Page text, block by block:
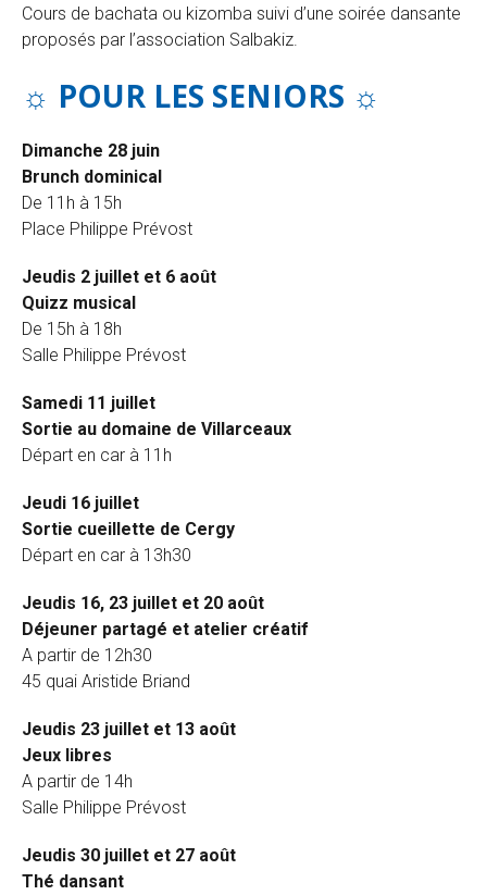
Cours de bachata ou kizomba suivi d’une soirée dansante
proposés par l’association Salbakiz.
☼ POUR LES SENIORS ☼
Dimanche 28 juin
Brunch dominical
De 11h à 15h
Place Philippe Prévost
Jeudis 2 juillet et 6 août
Quizz musical
De 15h à 18h
Salle Philippe Prévost
Samedi 11 juillet
Sortie au domaine de Villarceaux
Départ en car à 11h
Jeudi 16 juillet
Sortie cueillette de Cergy
Départ en car à 13h30
Jeudis 16, 23 juillet et 20 août
Déjeuner partagé et atelier créatif
A partir de 12h30
45 quai Aristide Briand
Jeudis 23 juillet et 13 août
Jeux libres
A partir de 14h
Salle Philippe Prévost
Jeudis 30 juillet et 27 août
Thé dansant